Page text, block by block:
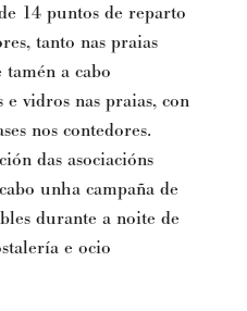
14 puntos de reparto
tanto nas praias
a cabo
e vidros nas praias, con
nos contedores.
das asociacións
unha campaña de
durante a noite de
e ocio